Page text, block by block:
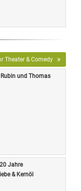
Theater & Comedy
Rubin und Thomas
Jahre
& Kernöl